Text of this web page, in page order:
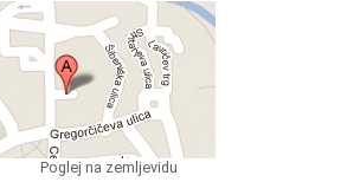
Poglej na zemljevidu